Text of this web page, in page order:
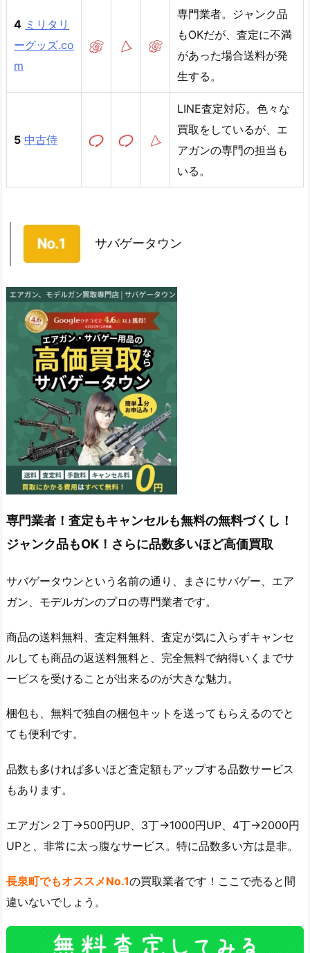
4 ミリタリ
ーグッズ.co
m
専門業者。ジャンク品
もOKだが、査定に不満
があった場合送料が発
生する。
5 中古侍
LINE査定対応。色々な
買取をしているが、エ
アガンの専門の担当も
いる。
サバゲータウン
専門業者！査定もキャンセルも無料の無料づくし！
ジャンク品もOK！さらに品数多いほど高価買取
サバゲータウンという名前の通り、まさにサバゲー、エア
ガン、モデルガンのプロの専門業者です。
商品の送料無料、査定料無料、査定が気に入らずキャンセ
ルしても商品の返送料無料と、完全無料で納得いくまでサ
ービスを受けることが出来るのが大きな魅力。
梱包も、無料で独自の梱包キットを送ってもらえるのでと
ても便利です。
品数も多ければ多いほど査定額もアップする品数サービス
もあります。
エアガン２丁→500円UP、3丁→1000円UP、4丁→2000円
UPと、非常に太っ腹なサービス。特に品数多い方は是非。
長泉町でもオススメNo.1の買取業者です！ここで売ると間
違いないでしょう。